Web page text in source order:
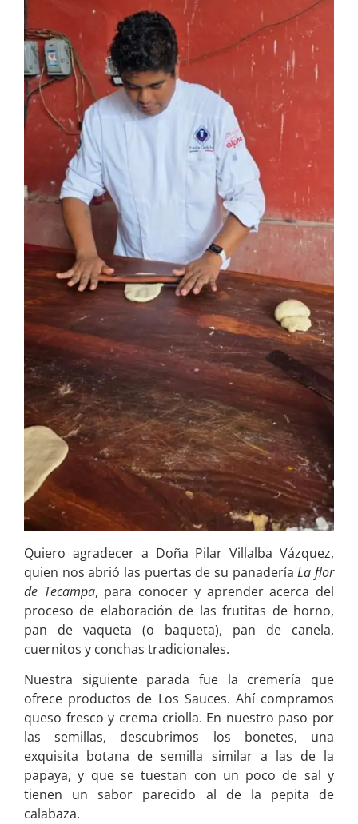
Quiero agradecer a Doña Pilar Villalba Vázquez,
quien nos abrió las puertas de su panaderíaLa flor
de Tecampa, para conocer y aprender acerca del
proceso de elaboración de las frutitas de horno,
pan de vaqueta (o baqueta), pan de canela,
cuernitos y conchas tradicionales.
Nuestra siguiente parada fue la cremería que
ofrece productos de Los Sauces. Ahí compramos
queso fresco y crema criolla. En nuestro paso por
las semillas, descubrimos los bonetes, una
exquisita botana de semilla similar a las de la
papaya, y que se tuestan con un poco de sal y
tienen un sabor parecido al de la pepita de
calabaza.